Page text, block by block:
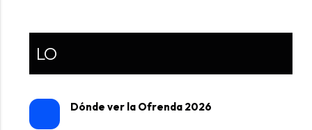
LO
Dónde ver la Ofrenda 2026